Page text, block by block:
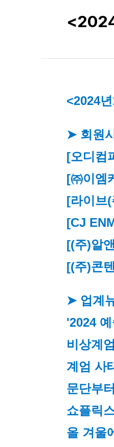
<2024
➤ 회원
[오디컴
[㈜이엠
[라이브
[CJ
[(주)알
[(주)콘
➤ 업계
'2024
비상계
계엄 사
문단부
쇼플릭
올 겨울